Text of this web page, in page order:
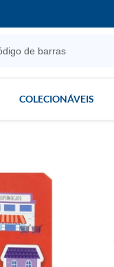
COLECIONÁVEIS